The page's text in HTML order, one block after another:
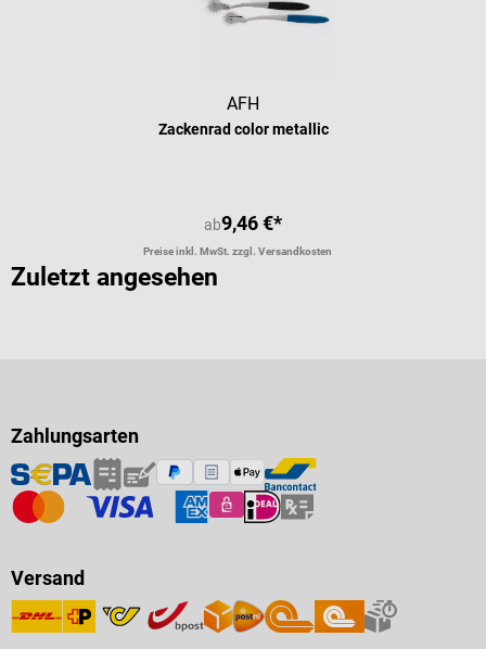
AFH
Zackenrad color metallic
ab9,46 €*
Preise inkl. MwSt. zzgl. Versandkosten
Zuletzt angesehen
Zahlungsarten
Versand